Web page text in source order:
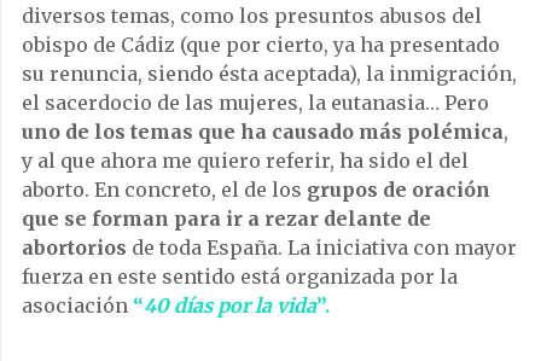
diversos temas, como los presuntos abusos del
obispo de Cádiz (que por cierto, ya ha presentado
su renuncia, siendo ésta aceptada), la inmigración,
el sacerdocio de las mujeres, la eutanasia… Pero
uno de los temas que ha causado más polémica,
y al que ahora me quiero referir, ha sido el del
aborto. En concreto, el de los grupos de oración
que se forman para ir a rezar delante de
abortorios de toda España. La iniciativa con mayor
fuerza en este sentido está organizada por la
asociación “40 días por la vida”.